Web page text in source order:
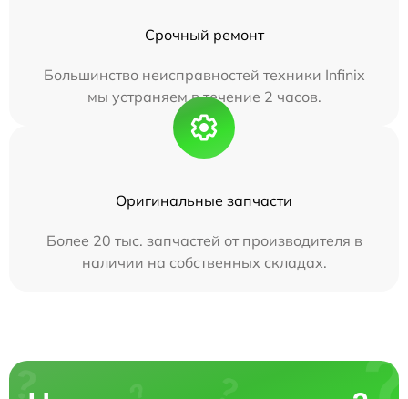
Срочный ремонт
Большинство неисправностей техники Infinix
мы устраняем в течение 2 часов.
Оригинальные запчасти
Более 20 тыс. запчастей от производителя в
наличии на собственных складах.